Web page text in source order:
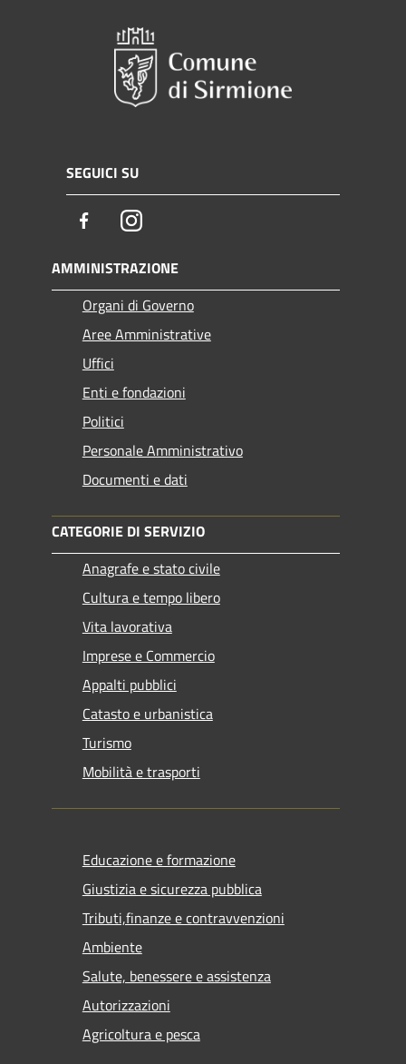
SEGUICI SU
FacebookInstagram
AMMINISTRAZIONE
Organi di Governo
Aree Amministrative
Uffici
Enti e fondazioni
Politici
Personale Amministrativo
Documenti e dati
CATEGORIE DI SERVIZIO
Anagrafe e stato civile
Cultura e tempo libero
Vita lavorativa
Imprese e Commercio
Appalti pubblici
Catasto e urbanistica
Turismo
Mobilità e trasporti
Educazione e formazione
Giustizia e sicurezza pubblica
Tributi,finanze e contravvenzioni
Ambiente
Salute, benessere e assistenza
Autorizzazioni
Agricoltura e pesca